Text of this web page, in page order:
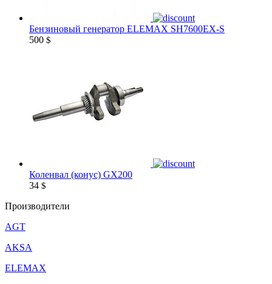
Бензиновый генератор ELEMAX SH7600EX-S
500 $
Коленвал (конус) GX200
34 $
Производители
AGT
AKSA
ELEMAX